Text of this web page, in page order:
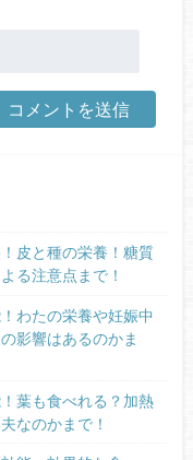
皮と種の栄養！糖質
る注意点まで！
わたの栄養や妊娠中
影響はあるのかま
葉も食べれる？加熱
なのかまで！